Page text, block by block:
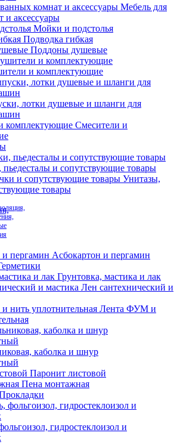
Мебель для
и аксессуары
Мойки и подстолья
Подводка гибкая
Поддоны душевые
и комплектующие
лотки душевые и шланги для
Смесители и
и сопутствующие товары
Унитазы,
товары
Асбокартон и пергамин
Грунтовка, мастика и лак
Лен сантехнический и
Лента ФУМ и
каболка и шнур
Паронит листовой
Пена монтажная
гидростеклоизол и